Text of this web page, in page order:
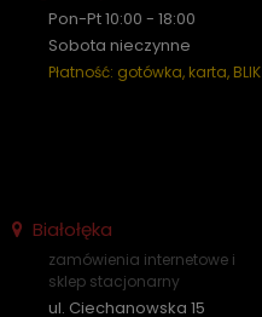
Pon-Pt 10:00 - 18:00
Sobota nieczynne
Płatność: gotówka, karta, BLIK
Białołęka
zamówienia internetowe i
sklep stacjonarny
ul. Ciechanowska 15